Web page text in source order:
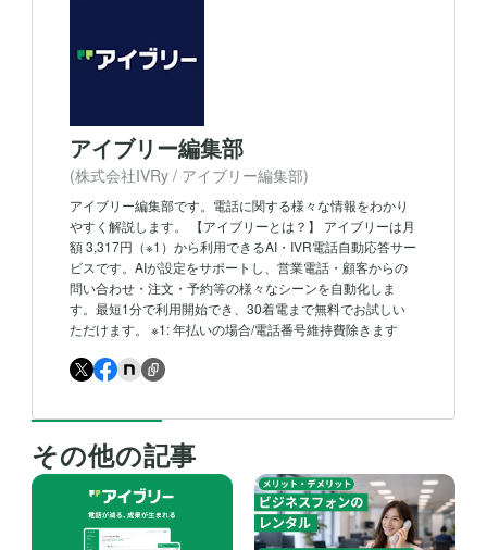
アイブリー編集部
(株式会社IVRy / アイブリー編集部)
アイブリー編集部です。電話に関する様々な情報をわかり
やすく解説します。 【アイブリーとは？】 アイブリーは月
額 3,317円（※1）から利用できるAI・IVR電話自動応答サー
ビスです。AIが設定をサポートし、営業電話・顧客からの
問い合わせ・注文・予約等の様々なシーンを自動化しま
す。最短1分で利用開始でき、30着電まで無料でお試しい
ただけます。 ※1: 年払いの場合/電話番号維持費除きます
その他の記事